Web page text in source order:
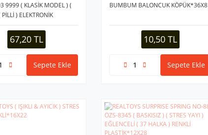
9999 ( KLASİK MODEL ) (
PİLLİ ) ELEKTRONİK
67,20 TL
Sepete Ekle
BUMBUM BALONCUK KÖPÜK*36X8
10,50 TL
Sepete Ekle